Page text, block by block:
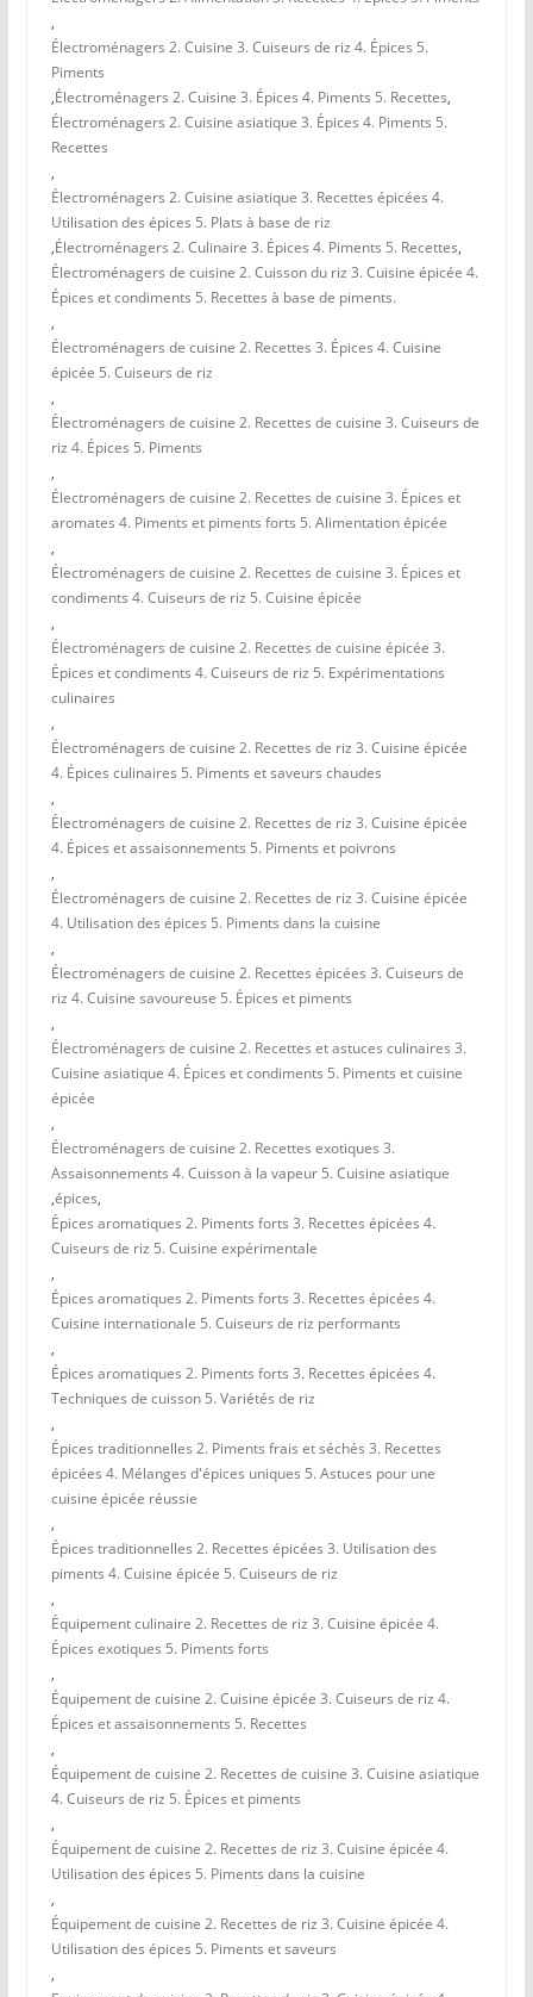
,
Électroménagers 2. Cuisine 3. Cuiseurs de riz 4. Épices 5.
Piments
,Électroménagers 2. Cuisine 3. Épices 4. Piments 5. Recettes,
Électroménagers 2. Cuisine asiatique 3. Épices 4. Piments 5.
Recettes
,
Électroménagers 2. Cuisine asiatique 3. Recettes épicées 4.
Utilisation des épices 5. Plats à base de riz
,Électroménagers 2. Culinaire 3. Épices 4. Piments 5. Recettes,
Électroménagers de cuisine 2. Cuisson du riz 3. Cuisine épicée 4.
Épices et condiments 5. Recettes à base de piments.
,
Électroménagers de cuisine 2. Recettes 3. Épices 4. Cuisine
épicée 5. Cuiseurs de riz
,
Électroménagers de cuisine 2. Recettes de cuisine 3. Cuiseurs de
riz 4. Épices 5. Piments
,
Électroménagers de cuisine 2. Recettes de cuisine 3. Épices et
aromates 4. Piments et piments forts 5. Alimentation épicée
,
Électroménagers de cuisine 2. Recettes de cuisine 3. Épices et
condiments 4. Cuiseurs de riz 5. Cuisine épicée
,
Électroménagers de cuisine 2. Recettes de cuisine épicée 3.
Épices et condiments 4. Cuiseurs de riz 5. Expérimentations
culinaires
,
Électroménagers de cuisine 2. Recettes de riz 3. Cuisine épicée
4. Épices culinaires 5. Piments et saveurs chaudes
,
Électroménagers de cuisine 2. Recettes de riz 3. Cuisine épicée
4. Épices et assaisonnements 5. Piments et poivrons
,
Électroménagers de cuisine 2. Recettes de riz 3. Cuisine épicée
4. Utilisation des épices 5. Piments dans la cuisine
,
Électroménagers de cuisine 2. Recettes épicées 3. Cuiseurs de
riz 4. Cuisine savoureuse 5. Épices et piments
,
Électroménagers de cuisine 2. Recettes et astuces culinaires 3.
Cuisine asiatique 4. Épices et condiments 5. Piments et cuisine
épicée
,
Électroménagers de cuisine 2. Recettes exotiques 3.
Assaisonnements 4. Cuisson à la vapeur 5. Cuisine asiatique
,épices,
Épices aromatiques 2. Piments forts 3. Recettes épicées 4.
Cuiseurs de riz 5. Cuisine expérimentale
,
Épices aromatiques 2. Piments forts 3. Recettes épicées 4.
Cuisine internationale 5. Cuiseurs de riz performants
,
Épices aromatiques 2. Piments forts 3. Recettes épicées 4.
Techniques de cuisson 5. Variétés de riz
,
Épices traditionnelles 2. Piments frais et séchés 3. Recettes
épicées 4. Mélanges d'épices uniques 5. Astuces pour une
cuisine épicée réussie
,
Épices traditionnelles 2. Recettes épicées 3. Utilisation des
piments 4. Cuisine épicée 5. Cuiseurs de riz
,
Équipement culinaire 2. Recettes de riz 3. Cuisine épicée 4.
Épices exotiques 5. Piments forts
,
Équipement de cuisine 2. Cuisine épicée 3. Cuiseurs de riz 4.
Épices et assaisonnements 5. Recettes
,
Équipement de cuisine 2. Recettes de cuisine 3. Cuisine asiatique
4. Cuiseurs de riz 5. Épices et piments
,
Équipement de cuisine 2. Recettes de riz 3. Cuisine épicée 4.
Utilisation des épices 5. Piments dans la cuisine
,
Équipement de cuisine 2. Recettes de riz 3. Cuisine épicée 4.
Utilisation des épices 5. Piments et saveurs
,